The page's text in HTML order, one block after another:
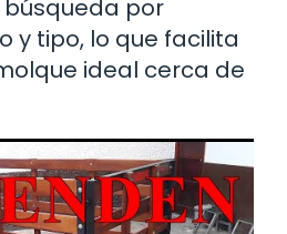
búsqueda por
y tipo, lo que facilita
ideal cerca de